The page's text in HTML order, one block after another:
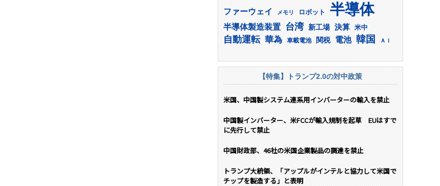
ファーウェイ メモリ ロボット 半導体
半導体製造装置 台湾 新工場 決算 米中
自動運転 華為 車載電池 関税 電池 韓国 ＡＩ
【特集】トランプ2.0の対中政策
米国、中国製システム連系用インバーターの輸入を禁止
中国製インバーター、米FCCが輸入規制を起草 EUはすで
に先行して禁止
中国財政部、46社の米国企業製品の調達を禁止
トランプ大統領、「アップルがインテルと協力して米国で
チップを製造する」と表明